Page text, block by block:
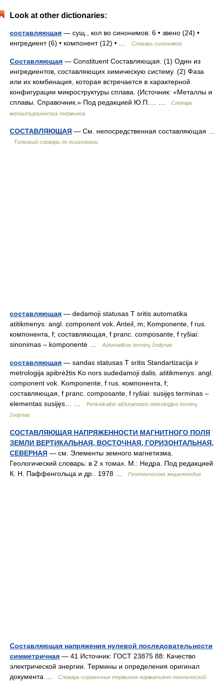
Look at other dictionaries:
составляющая — сущ., кол во синонимов: 6 • звено (24) •
ингредиент (6) • компонент (12) • …
Словарь синонимов
Составляющая — Constituent Составляющая. (1) Один из
ингредиентов, составляющих химическую систему. (2) Фаза
или их комбинация, которая встречается в характерной
конфигурации микроструктуры сплава. (Источник: «Металлы и
сплавы. Справочник.» Под редакцией Ю.П.… …
Словарь
металлургических терминов
СОСТАВЛЯЮЩАЯ — См. непосредственная составляющая …
Толковый словарь по психологии
составляющая — dedamoji statusas T sritis automatika
atitikmenys: angl. component vok. Anteil, m; Komponente, f rus.
компонента, f; составляющая, f pranc. composante, f ryšiai:
sinonimas – komponentė …
Automatikos terminų žodynas
составляющая — sandas statusas T sritis Standartizacija ir
metrologija apibrėžtis Ko nors sudedamoji dalis. atitikmenys: angl.
component vok. Komponente, f rus. компонента, f;
составляющая, f pranc. composante, f ryšiai: susijęs terminas –
elementas susijęs… …
Penkiakalbis aiškinamasis metrologijos terminų
žodynas
СОСТАВЛЯЮЩАЯ НАПРЯЖЕННОСТИ МАГНИТНОГО ПОЛЯ
ЗЕМЛИ ВЕРТИКАЛЬНАЯ, ВОСТОЧНАЯ, ГОРИЗОНТАЛЬНАЯ,
СЕВЕРНАЯ — см. Элементы земного магнетизма.
Геологический словарь: в 2 х томах. М.: Недра. Под редакцией
К. Н. Паффенгольца и др.. 1978 …
Геологическая энциклопедия
Составляющая напряжения нулевой последовательности
симметричная — 41 Источник: ГОСТ 23875 88: Качество
электрической энергии. Термины и определения оригинал
документа …
Словарь-справочник терминов нормативно-технической